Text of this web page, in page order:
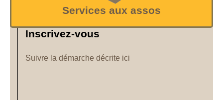
Services aux assos
Inscrivez-vous
Suivre la démarche décrite ici